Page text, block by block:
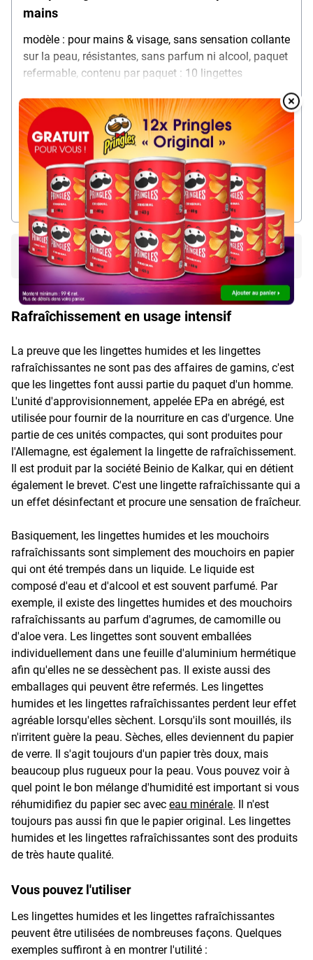
Overlay
mains
modèle : pour mains & visage, sans sensation collante
sur la peau, résistantes, sans parfum ni alcool, paquet
refermable, contenu par paquet : 10 lingettes
1,99€
par paquet
HTVA
Livraison immédiate. Délai de livraison : 1 jour
1-4 sur 4
Rafraîchissement en usage intensif
La preuve que les lingettes humides et les lingettes
rafraîchissantes ne sont pas des affaires de gamins, c'est
que les lingettes font aussi partie du paquet d'un homme.
L'unité d'approvisionnement, appelée EPa en abrégé, est
utilisée pour fournir de la nourriture en cas d'urgence. Une
partie de ces unités compactes, qui sont produites pour
l'Allemagne, est également la lingette de rafraîchissement.
Il est produit par la société Beinio de Kalkar, qui en détient
également le brevet. C'est une lingette rafraîchissante qui a
un effet désinfectant et procure une sensation de fraîcheur.
Basiquement, les lingettes humides et les mouchoirs
rafraîchissants sont simplement des mouchoirs en papier
qui ont été trempés dans un liquide. Le liquide est
composé d'eau et d'alcool et est souvent parfumé. Par
exemple, il existe des lingettes humides et des mouchoirs
rafraîchissants au parfum d'agrumes, de camomille ou
d'aloe vera. Les lingettes sont souvent emballées
individuellement dans une feuille d'aluminium hermétique
afin qu'elles ne se dessèchent pas. Il existe aussi des
emballages qui peuvent être refermés. Les lingettes
humides et les lingettes rafraîchissantes perdent leur effet
agréable lorsqu'elles sèchent. Lorsqu'ils sont mouillés, ils
n'irritent guère la peau. Sèches, elles deviennent du papier
de verre. Il s'agit toujours d'un papier très doux, mais
beaucoup plus rugueux pour la peau. Vous pouvez voir à
quel point le bon mélange d'humidité est important si vous
réhumidifiez du papier sec avec eau minérale. Il n'est
toujours pas aussi fin que le papier original. Les lingettes
humides et les lingettes rafraîchissantes sont des produits
de très haute qualité.
Vous pouvez l'utiliser
Les lingettes humides et les lingettes rafraîchissantes
peuvent être utilisées de nombreuses façons. Quelques
exemples suffiront à en montrer l'utilité :